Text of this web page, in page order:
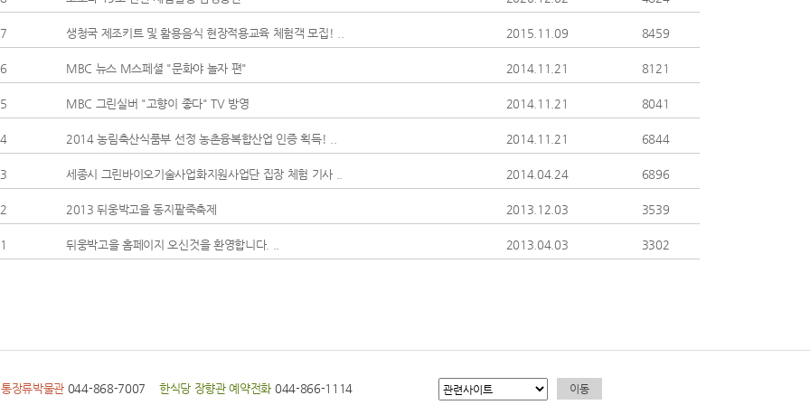
7 생청국 제조키트 및 활용음식 현장적용교육 체험객 모집! .. 2015.11.09 8459
6 MBC 뉴스 M스페셜 "문화야 놀자 편" 2014.11.21 8121
5 MBC 그린실버 "고향이 좋다" TV 방영 2014.11.21 8041
4 2014 농림축산식품부 선정 농촌융복합산업 인증 획득! .. 2014.11.21 6844
3 세종시 그린바이오기술사업화지원사업단 집장 체험 기사 .. 2014.04.24 6896
2 2013 뒤웅박고을 동지팥죽축제 2013.12.03 3539
1 뒤웅박고을 홈페이지 오신것을 환영합니다. .. 2013.04.03 3302
장류박물관 044-868-7007 한식당 장향관 예약전화 044-866-1114 이동